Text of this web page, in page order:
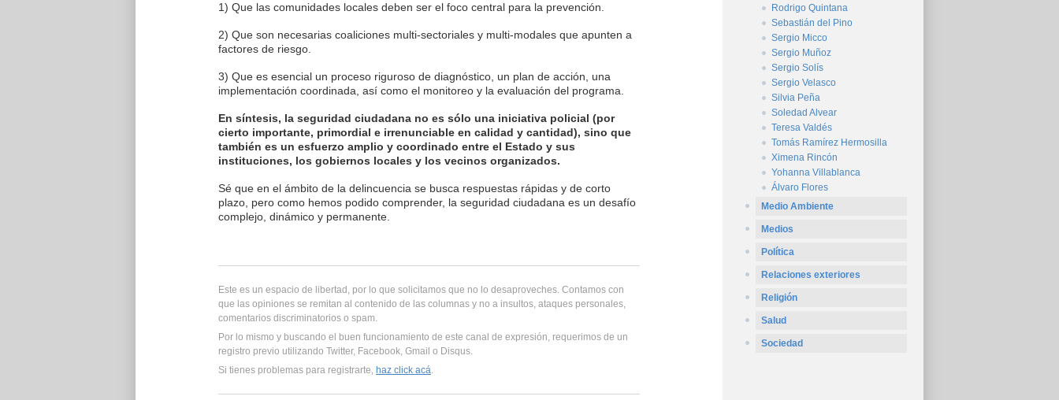
1) Que las comunidades locales deben ser el foco central para la prevención.
2) Que son necesarias coaliciones multi-sectoriales y multi-modales que apunten a
factores de riesgo.
3) Que es esencial un proceso riguroso de diagnóstico, un plan de acción, una
implementación coordinada, así como el monitoreo y la evaluación del programa.
En síntesis, la seguridad ciudadana no es sólo una iniciativa policial (por
cierto importante, primordial e irrenunciable en calidad y cantidad), sino que
también es un esfuerzo amplio y coordinado entre el Estado y sus
instituciones, los gobiernos locales y los vecinos organizados.
Sé que en el ámbito de la delincuencia se busca respuestas rápidas y de corto
plazo, pero como hemos podido comprender, la seguridad ciudadana es un desafío
complejo, dinámico y permanente.
Este es un espacio de libertad, por lo que solicitamos que no lo desaproveches. Contamos con
que las opiniones se remitan al contenido de las columnas y no a insultos, ataques personales,
comentarios discriminatorios o spam.
Por lo mismo y buscando el buen funcionamiento de este canal de expresión, requerimos de un
registro previo utilizando Twitter, Facebook, Gmail o Disqus.
Si tienes problemas para registrarte, haz click acá.
Rodrigo Quintana
Sebastián del Pino
Sergio Micco
Sergio Muñoz
Sergio Solís
Sergio Velasco
Silvia Peña
Soledad Alvear
Teresa Valdés
Tomás Ramírez Hermosilla
Ximena Rincón
Yohanna Villablanca
Álvaro Flores
Medio Ambiente
Medios
Política
Relaciones exteriores
Religión
Salud
Sociedad